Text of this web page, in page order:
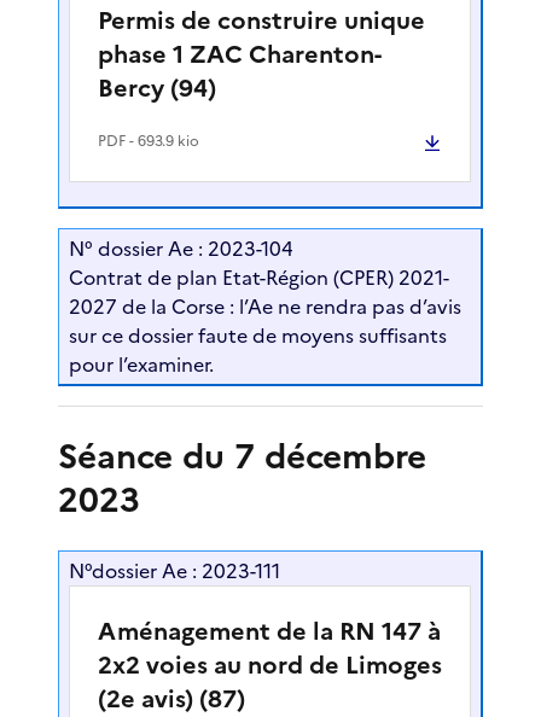
Permis de construire unique
phase 1 ZAC Charenton-
Bercy (94)
PDF- 693.9 kio
N° dossier Ae : 2023-104
Contrat de plan Etat-Région (CPER) 2021-
2027 de la Corse : l’Ae ne rendra pas d’avis
sur ce dossier faute de moyens suffisants
pour l’examiner.
Séance du 7 décembre
2023
N°dossier Ae : 2023-111
Aménagement de la RN 147 à
2x2 voies au nord de Limoges
(2e avis) (87)